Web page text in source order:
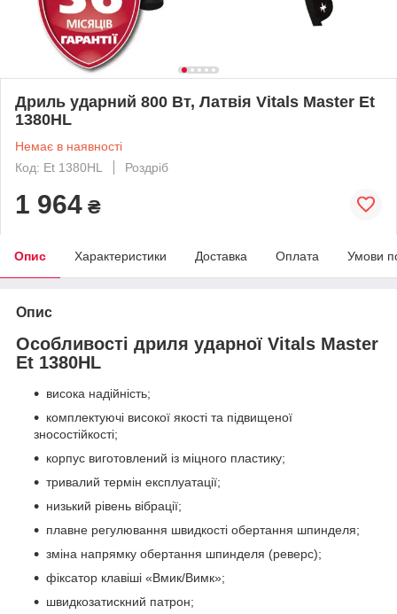
Дриль ударний 800 Вт, Латвія Vitals Master Et
1380HL
Немає в наявності
Код: Et 1380HL
Роздріб
1 964 ₴
Опис Характеристики Доставка Оплата Умови
Опис
Особливості дриля ударної Vitals Master
Et 1380HL
висока надійність;
комплектуючі високої якості та підвищеної
зносостійкості;
корпус виготовлений із міцного пластику;
тривалий термін експлуатації;
низький рівень вібрації;
плавне регулювання швидкості обертання шпинделя;
зміна напрямку обертання шпинделя (реверс);
фіксатор клавіші «Вмик/Вимк»;
швидкозатискний патрон;